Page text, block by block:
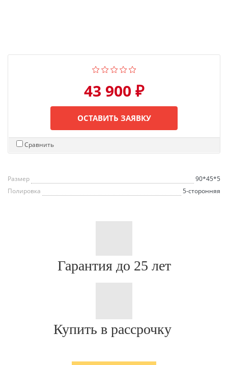
43 900 ₽
ОСТАВИТЬ ЗАЯВКУ
Сравнить
Размер
90*45*5
Полировка
5-сторонняя
Гарантия до 25 лет
Купить в рассрочку